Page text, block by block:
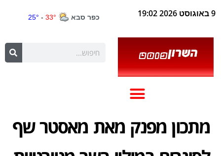
9 באוגוסט 2026 19:02
מתכון מפנק מאת מאסטר שף